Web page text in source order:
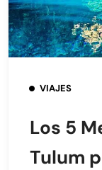
VIAJES
Los 5
Tulum